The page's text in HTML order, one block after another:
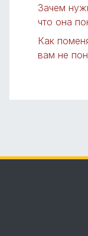
Зачем
что она
Как
вам не